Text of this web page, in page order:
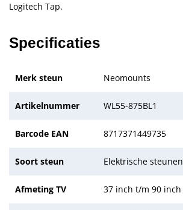
Specificaties
Merk steun Neomounts
Artikelnummer WL55-875BL1
Barcode EAN 8717371449735
Soort steun Elektrische steunen
Afmeting TV 37 inch t/m 90 inch
Logitech Tap.